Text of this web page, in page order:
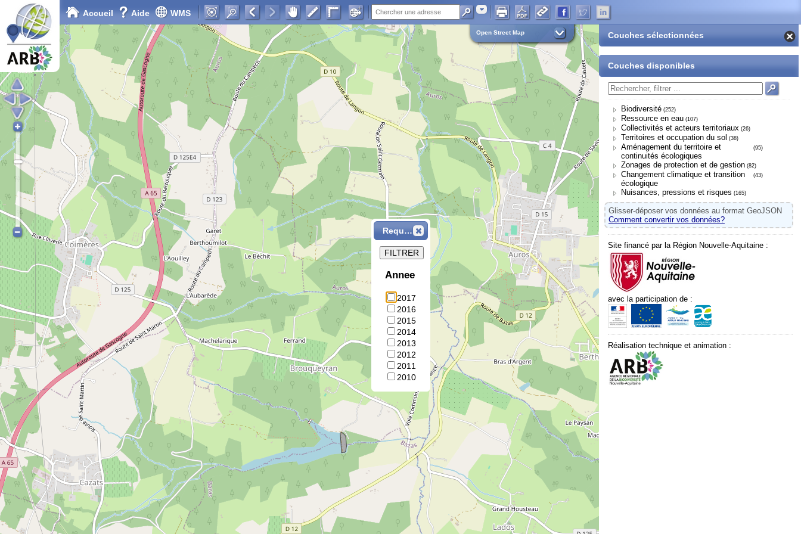
Accueil Aide WMS Adresse
Open Street Map Couches sélectionnées
Couches disponibles
Biodiversité (252)
Ressource en eau (107)
Collectivités et acteurs territoriaux (26)
Territoires et occupation du sol (38)
Aménagement du territoire et
continuités écologiques
(95)
Zonages de protection et de gestion (82)
Changement climatique et transition
écologique
(43)
Nuisances, pressions et risques (165)
Glisser-déposer vos données au format GeoJSON
Comment convertir vos données?
Site financé par la Région Nouvelle-Aquitaine :
avec la participation de :
Réalisation technique et animation :
Requête
Annee
2017
2016
2015
2014
2013
2012
2011
2010
FILTRER